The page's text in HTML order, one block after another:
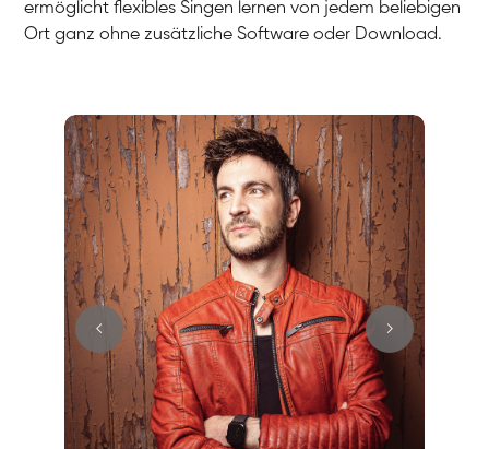
ermöglicht flexibles Singen lernen von jedem beliebigen
Ort ganz ohne zusätzliche Software oder Download.
Stefan
Gesang / Vocal